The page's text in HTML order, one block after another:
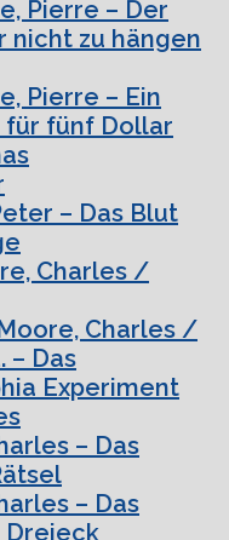
Pierre – Der
nicht zu hängen
Pierre – Ein
fünf Dollar
– Das Blut
Charles /
Charles /
– Das
Experiment
– Das
– Das
Dreieck